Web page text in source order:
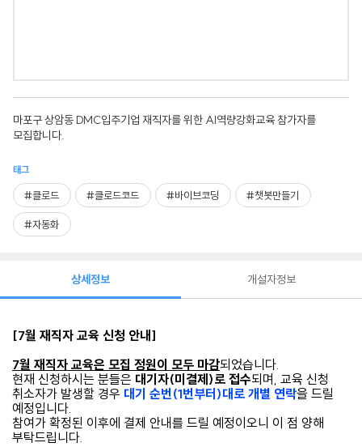
마포구 상암동 DMC입주기업 재직자를 위한 AI역량강화교육 참가자를
모집합니다.
태그
#클로드 #클로드코드 #바이브코딩 #챗봇만들기
#자동화
상세정보
[7월 재직자 교육 신청 안내]
7월 재직자 교육은 모집 정원이 모두 마감되었습니다.
현재 신청하시는 분들은 대기자(미결제)로 접수​되며, 교육 신청
취소자가 발생할 경우 대기 순번(1번부터)대로 개별 연락을 드릴
예정입니다.
참여가 확정된 이후에 결제 안내를 드릴 예정이오니 이 점 양해
부탁드립니다.
개설자정보